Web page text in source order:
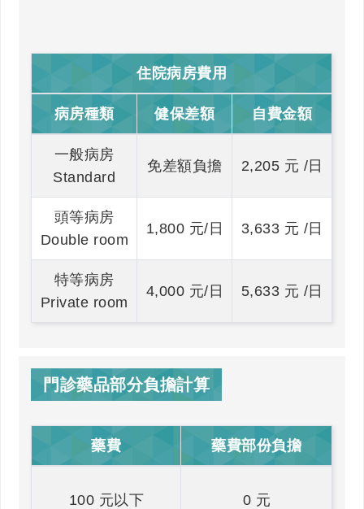
住院病房費用
病房種類 健保差額 自費金額
一般病房
Standard
免差額負擔 2,205 元 /日
頭等病房
Double room
1,800 元/日 3,633 元 /日
特等病房
Private room
4,000 元/日 5,633 元 /日
門診藥品部分負擔計算
藥費 藥費部份負擔
100 元以下 0 元